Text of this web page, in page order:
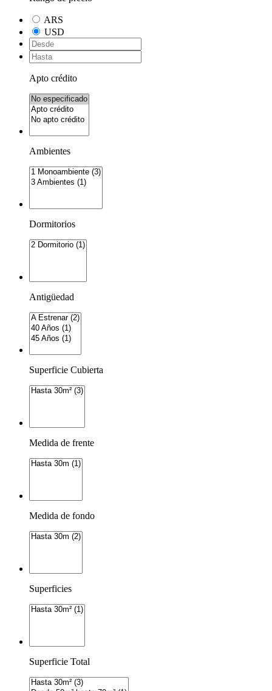
ARS
USD
Apto crédito
Ambientes
Dormitorios
Antigüedad
Superficie Cubierta
Medida de frente
Medida de fondo
Superficies
Superficie Total